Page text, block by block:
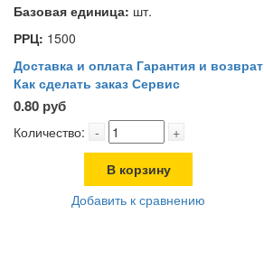
Базовая единица: шт.
РРЦ: 1500
Доставка и оплата Гарантия и возврат
Как сделать заказ Сервис
0.80 руб
Количество: - +
В корзину
Добавить к сравнению